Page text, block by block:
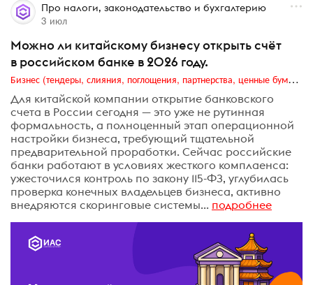
Про налоги, законодательство и бухгалтерию
3 июл
Можно ли китайскому бизнесу открыть счёт
в российском банке в 2026 году.
Бизнес (тендеры, слияния, поглощения, партнерства, ценные бумаги, акционеры, финансы и отчетность)
Для китайской компании открытие банковского
счета в России сегодня — это уже не рутинная
формальность, а полноценный этап операционной
настройки бизнеса, требующий тщательной
предварительной проработки. Сейчас российские
банки работают в условиях жесткого комплаенса:
ужесточился контроль по закону 115-ФЗ, углубилась
проверка конечных владельцев бизнеса, активно
внедряются скоринговые системы... подробнее